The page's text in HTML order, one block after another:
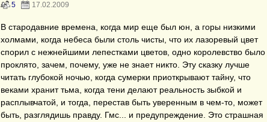
5 17.02.2009
В стародавние времена, когда мир еще был юн, а горы низкими
холмами, когда небеса были столь чисты, что их лазоревый цвет
спорил с нежнейшими лепестками цветов, одно королевство было
проклято, зачем, почему, уже не знает никто. Эту сказку лучше
читать глубокой ночью, когда сумерки приоткрывают тайну, что
веками хранит тьма, когда тени делают реальность зыбкой и
расплывчатой, и тогда, перестав быть уверенным в чем-то, может
быть, разглядишь правду. Гмс... и предупреждение. Это страшная